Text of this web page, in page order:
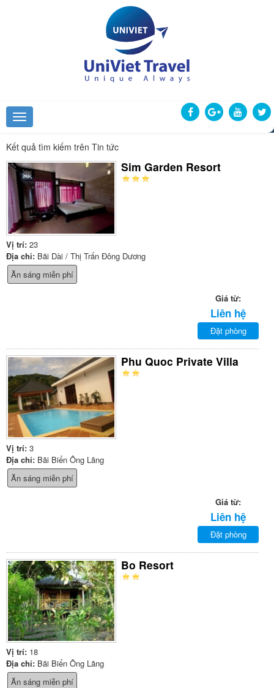
Kết quả tìm kiếm trên Tin tức
Sim Garden Resort
Vị trí: 23
Địa chỉ: Bãi Dài / Thị Trấn Đông Dương
Ăn sáng miễn phí
Giá từ:
Liên hệ
Đặt phòng
Phu Quoc Private Villa
Vị trí: 3
Địa chỉ: Bãi Biển Ông Lãng
Ăn sáng miễn phí
Giá từ:
Liên hệ
Đặt phòng
Bo Resort
Vị trí: 18
Địa chỉ: Bãi Biển Ông Lãng
Ăn sáng miễn phí